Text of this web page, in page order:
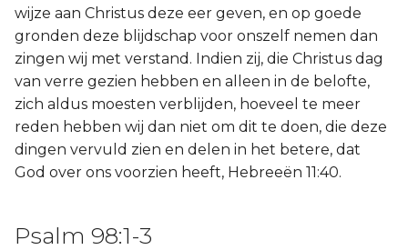
2 Johannes
3 Johannes
Judas
Openbaring
wijze aan Christus deze eer geven, en op goede
gronden deze blijdschap voor onszelf nemen dan
zingen wij met verstand. Indien zij, die Christus dag
van verre gezien hebben en alleen in de belofte,
zich aldus moesten verblijden, hoeveel te meer
reden hebben wij dan niet om dit te doen, die deze
dingen vervuld zien en delen in het betere, dat
God over ons voorzien heeft, Hebreeën 11:40.
Psalm 98:1-3